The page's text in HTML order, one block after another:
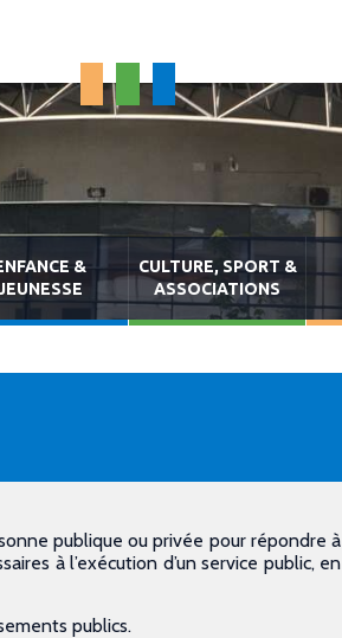
&
CULTURE, SPORT &
ASSOCIATIONS
publique ou privée pour répondre à
à l’exécution d’un service public, en
publics.